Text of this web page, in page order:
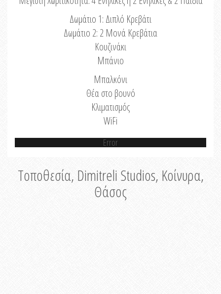
Δωμάτιο 1: Διπλό Κρεβάτι
Δωμάτιο 2: 2 Μονά Κρεβάτια
Κουζινάκι
Μπάνιο
Μπαλκόνι
Θέα στο βουνό
Κλιματισμός
WiFi
Error
Τοποθεσία, Dimitreli Studios, Κοίνυρα,
Θάσος